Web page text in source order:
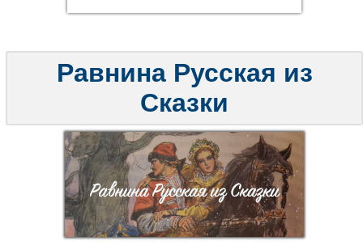
Равнина Русская из
Сказки